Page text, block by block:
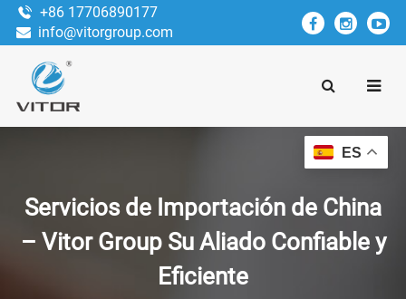
+86 17706890177
info@vitorgroup.com
Servicios de Importación de China
– Vitor Group Su Aliado Confiable y
Eficiente
ES